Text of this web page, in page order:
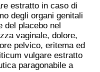
estratto in caso di
degli organi genitali
del placebo nel
vaginale, dolore,
pelvico, eritema ed
vulgare estratto
paragonabile a